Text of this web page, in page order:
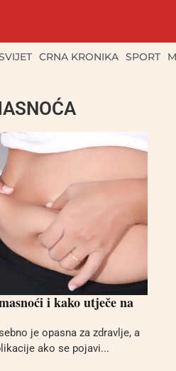
CRNA KRONIKA SPORT
i kako utječe na
je opasna za zdravlje, a
ako se pojavi...